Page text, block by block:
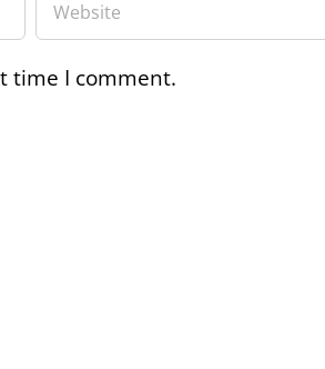
time I comment.